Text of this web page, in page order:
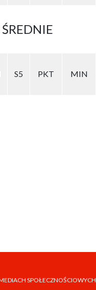
S5 PKT MIN
SPOŁECZNOŚCIOWYCH